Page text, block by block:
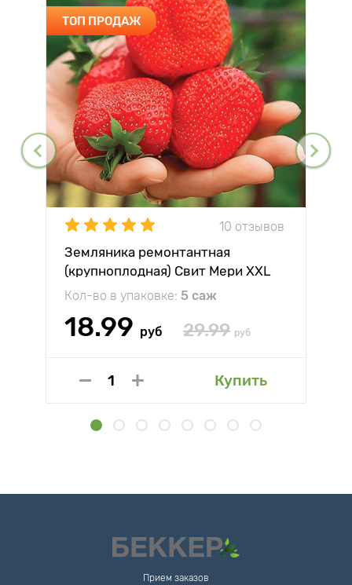
ТОП ПРОДАЖ
10 отзывов
Земляника ремонтантная
(крупноплодная) Свит Мери XXL
Кол-во в упаковке: 5 саж
18.99 руб 29.99 руб
Купить
Прием заказов